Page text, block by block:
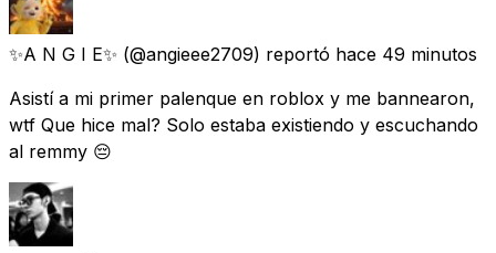
✨A N G I E✨ (@angieee2709) reportó hace 49 minutos
Asistí a mi primer palenque en roblox y me bannearon,
wtf Que hice mal? Solo estaba existiendo y escuchando
al remmy 😔